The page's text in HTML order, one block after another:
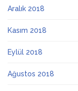
Aralık 2018
Kasım 2018
Eylül 2018
Ağustos 2018